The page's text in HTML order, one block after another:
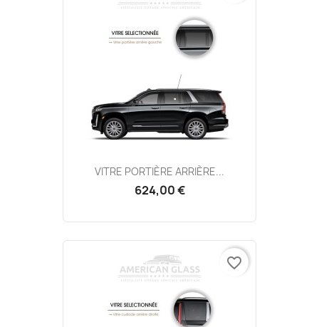
VITRE PORTIÈRE ARRIÈRE...
624,00 €
favorite_border